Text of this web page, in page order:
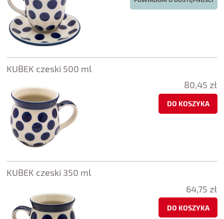
KUBEK czeski 500 ml
80,45 zł
DO KOSZYKA
KUBEK czeski 350 ml
64,75 zł
DO KOSZYKA